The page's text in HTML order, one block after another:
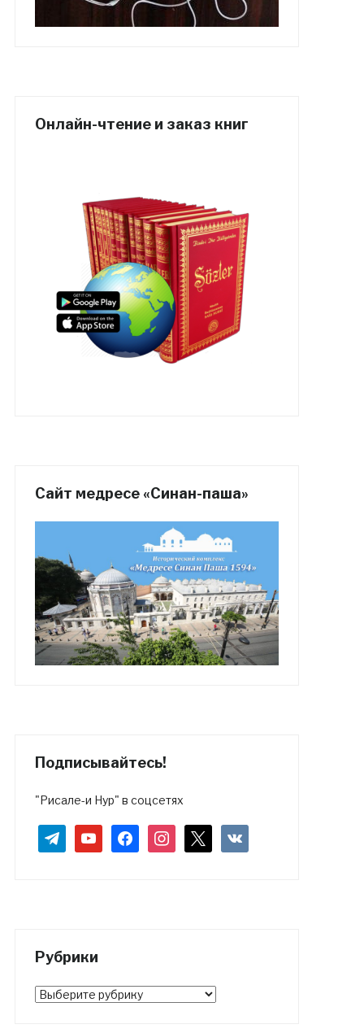
Онлайн-чтение и заказ книг
Сайт медресе «Синан-паша»
Подписывайтесь!
"Рисале-и Нур" в соцсетях
telegramyoutubefacebookinstagram vkontakte
Рубрики
Рубрики